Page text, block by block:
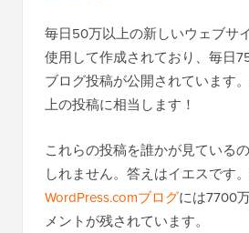
毎日50万以上の新しいウェブサ
使用して作成されており、毎日
ブログ投稿が公開されています
上の投稿に相当します！
これらの投稿を誰かが見ている
しれません。答えはイエスです。
WordPress.comブログには7700
メントが残されています。